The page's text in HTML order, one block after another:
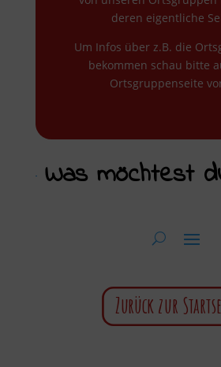
deren eigentliche
Um Infos über z.B. die
bekommen schau bitte
Ortsgruppenseite
Was möchtest
Zurück zur